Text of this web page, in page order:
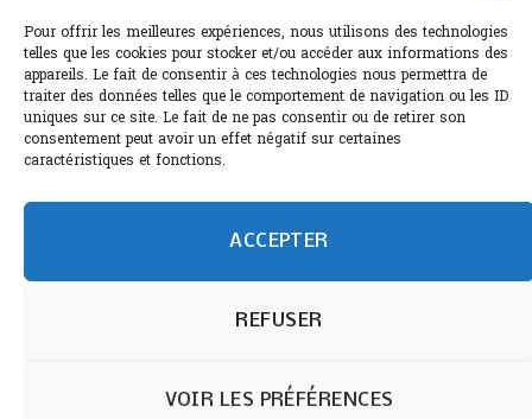
Pour offrir les meilleures expériences, nous utilisons des technologies
telles que les cookies pour stocker et/ou accéder aux informations des
appareils. Le fait de consentir à ces technologies nous permettra de
traiter des données telles que le comportement de navigation ou les ID
uniques sur ce site. Le fait de ne pas consentir ou de retirer son
consentement peut avoir un effet négatif sur certaines
caractéristiques et fonctions.
ACCEPTER
REFUSER
VOIR LES PRÉFÉRENCES
Sélection de rosés 2026
L'abus d'alcool est dangereux pour la santé.
©paris-bistro 2026 Paris-bistro.com est une publication 100%
mail: contact@paris-bistro.com